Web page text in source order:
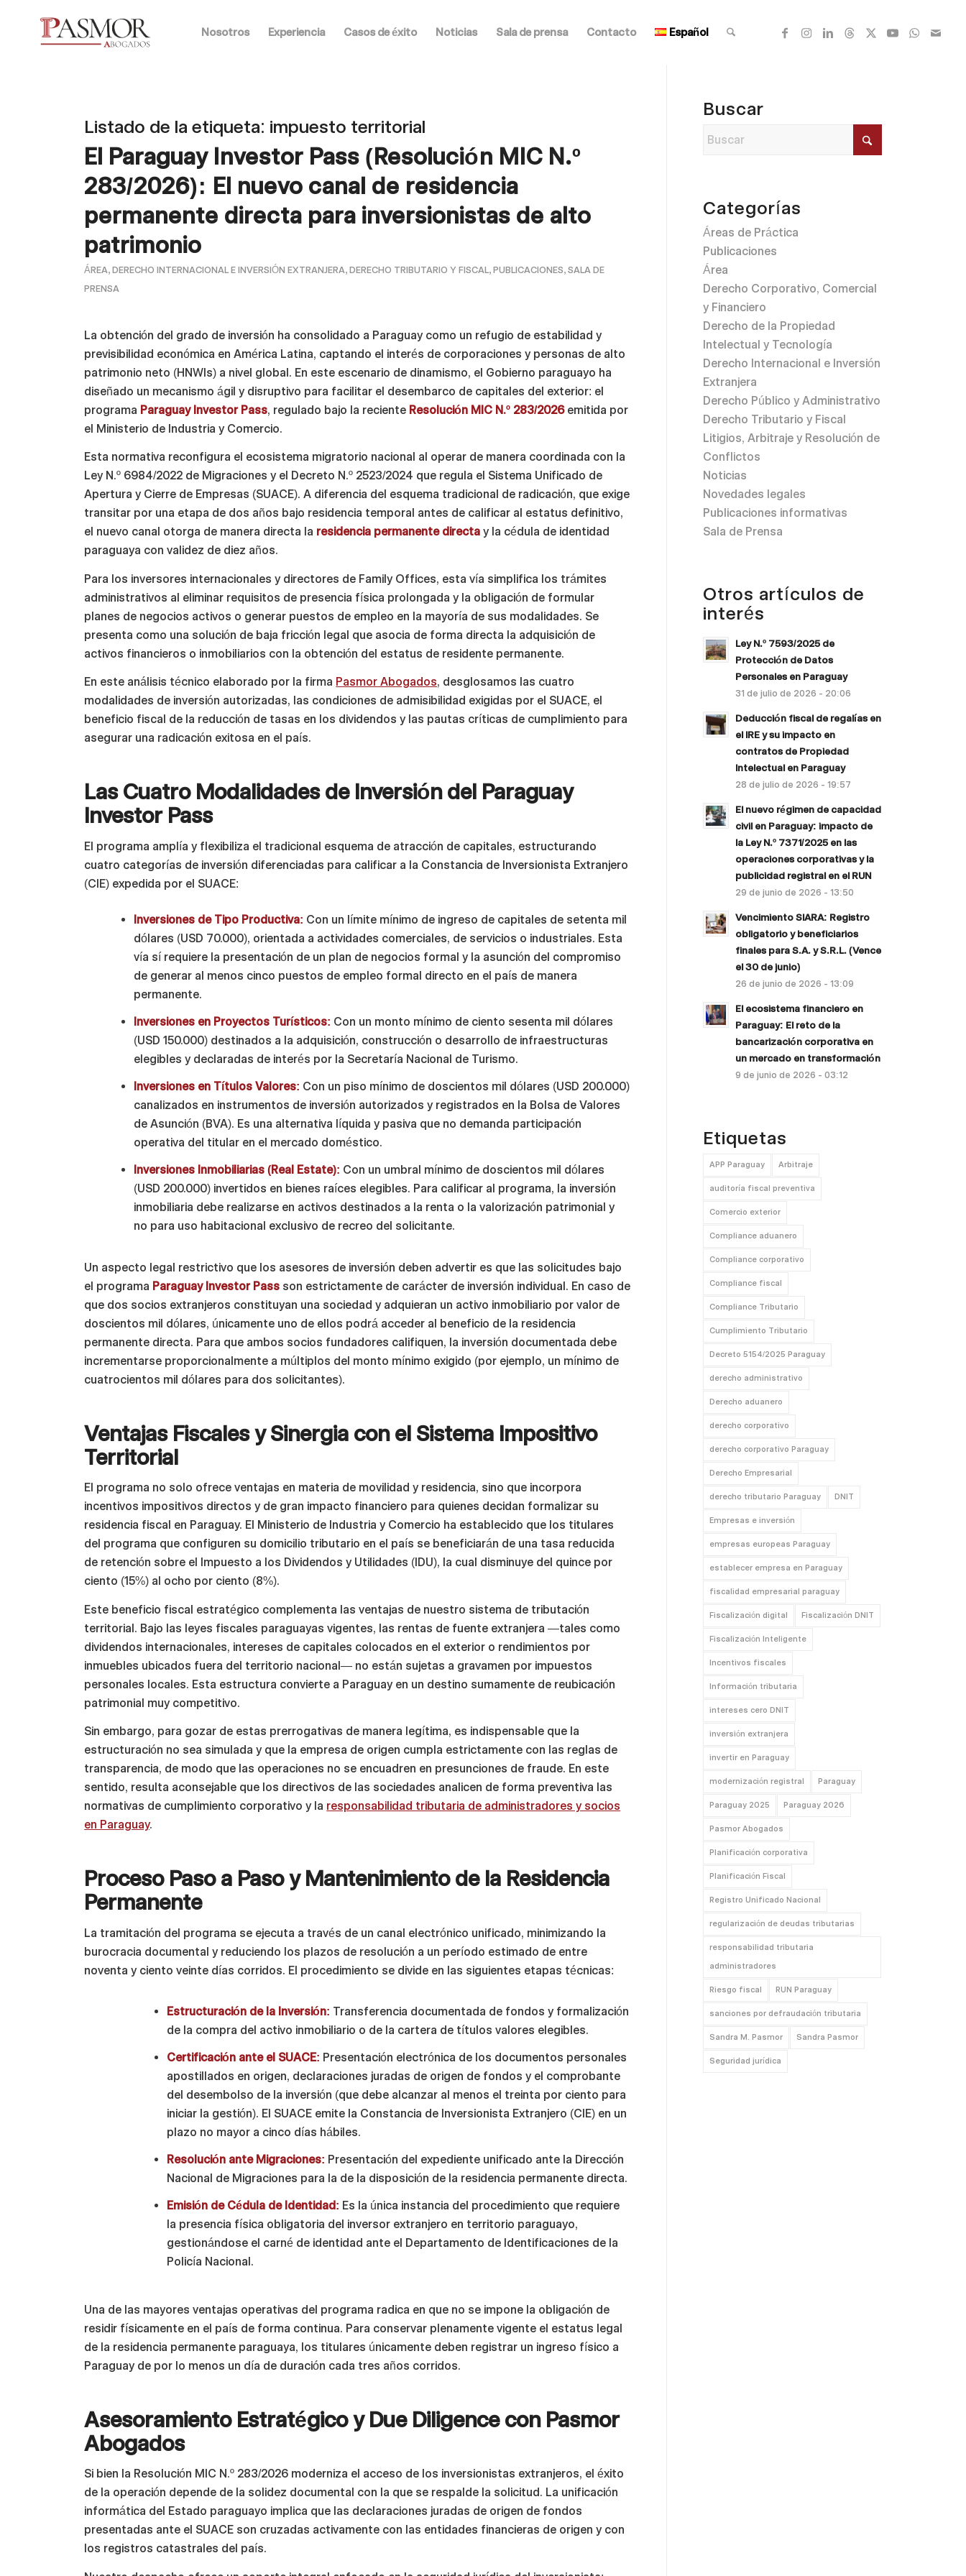
Nosotros Experiencia Casos de éxito Noticias Sala de prensa Contacto Español
Listado de la etiqueta: impuesto territorial
El Paraguay Investor Pass (Resolución MIC N.º
283/2026): El nuevo canal de residencia
permanente directa para inversionistas de alto
patrimonio
ÁREA,DERECHO INTERNACIONAL E INVERSIÓN EXTRANJERA,DERECHO TRIBUTARIO Y FISCAL,PUBLICACIONES,SALA DE
PRENSA
La obtención del grado de inversión ha consolidado a Paraguay como un refugio de estabilidad y
previsibilidad económica en América Latina, captando el interés de corporaciones y personas de alto
patrimonio neto (HNWIs) a nivel global. En este escenario de dinamismo, el Gobierno paraguayo ha
diseñado un mecanismo ágil y disruptivo para facilitar el desembarco de capitales del exterior: el
programa Paraguay Investor Pass, regulado bajo la reciente Resolución MIC N.º 283/2026emitida por
el Ministerio de Industria y Comercio.
Esta normativa reconfigura el ecosistema migratorio nacional al operar de manera coordinada con la
Ley N.º 6984/2022 de Migraciones y el Decreto N.º 2523/2024 que regula el Sistema Unificado de
Apertura y Cierre de Empresas (SUACE). A diferencia del esquema tradicional de radicación, que exige
transitar por una etapa de dos años bajo residencia temporal antes de calificar al estatus definitivo,
el nuevo canal otorga de manera directa la residencia permanente directa y la cédula de identidad
paraguaya con validez de diez años.
Para los inversores internacionales y directores de Family Offices, esta vía simplifica los trámites
administrativos al eliminar requisitos de presencia física prolongada y la obligación de formular
planes de negocios activos o generar puestos de empleo en la mayoría de sus modalidades. Se
presenta como una solución de baja fricción legal que asocia de forma directa la adquisición de
activos financieros o inmobiliarios con la obtención del estatus de residente permanente.
En este análisis técnico elaborado por la firma Pasmor Abogados, desglosamos las cuatro
modalidades de inversión autorizadas, las condiciones de admisibilidad exigidas por el SUACE, el
beneficio fiscal de la reducción de tasas en los dividendos y las pautas críticas de cumplimiento para
asegurar una radicación exitosa en el país.
Las Cuatro Modalidades de Inversión del Paraguay
Investor Pass
El programa amplía y flexibiliza el tradicional esquema de atracción de capitales, estructurando
cuatro categorías de inversión diferenciadas para calificar a la Constancia de Inversionista Extranjero
(CIE) expedida por el SUACE:
Inversiones de Tipo Productiva: Con un límite mínimo de ingreso de capitales de setenta mil
dólares (USD 70.000), orientada a actividades comerciales, de servicios o industriales. Esta
vía sí requiere la presentación de un plan de negocios formal y la asunción del compromiso
de generar al menos cinco puestos de empleo formal directo en el país de manera
permanente.
Inversiones en Proyectos Turísticos: Con un monto mínimo de ciento sesenta mil dólares
(USD 150.000) destinados a la adquisición, construcción o desarrollo de infraestructuras
elegibles y declaradas de interés por la Secretaría Nacional de Turismo.
Inversiones en Títulos Valores: Con un piso mínimo de doscientos mil dólares (USD 200.000)
canalizados en instrumentos de inversión autorizados y registrados en la Bolsa de Valores
de Asunción (BVA). Es una alternativa líquida y pasiva que no demanda participación
operativa del titular en el mercado doméstico.
Inversiones Inmobiliarias (Real Estate): Con un umbral mínimo de doscientos mil dólares
(USD 200.000) invertidos en bienes raíces elegibles. Para calificar al programa, la inversión
inmobiliaria debe realizarse en activos destinados a la renta o la valorización patrimonial y
no para uso habitacional exclusivo de recreo del solicitante.
Un aspecto legal restrictivo que los asesores de inversión deben advertir es que las solicitudes bajo
el programa Paraguay Investor Pass son estrictamente de carácter de inversión individual. En caso de
que dos socios extranjeros constituyan una sociedad y adquieran un activo inmobiliario por valor de
doscientos mil dólares, únicamente uno de ellos podrá acceder al beneficio de la residencia
permanente directa. Para que ambos socios fundadores califiquen, la inversión documentada debe
incrementarse proporcionalmente a múltiplos del monto mínimo exigido (por ejemplo, un mínimo de
cuatrocientos mil dólares para dos solicitantes).
Ventajas Fiscales y Sinergia con el Sistema Impositivo
Territorial
El programa no solo ofrece ventajas en materia de movilidad y residencia, sino que incorpora
incentivos impositivos directos y de gran impacto financiero para quienes decidan formalizar su
residencia fiscal en Paraguay. El Ministerio de Industria y Comercio ha establecido que los titulares
del programa que configuren su domicilio tributario en el país se beneficiarán de una tasa reducida
de retención sobre el Impuesto a los Dividendos y Utilidades (IDU), la cual disminuye del quince por
ciento (15%) al ocho por ciento (8%).
Este beneficio fiscal estratégico complementa las ventajas de nuestro sistema de tributación
territorial. Bajo las leyes fiscales paraguayas vigentes, las rentas de fuente extranjera —tales como
dividendos internacionales, intereses de capitales colocados en el exterior o rendimientos por
inmuebles ubicados fuera del territorio nacional— no están sujetas a gravamen por impuestos
personales locales. Esta estructura convierte a Paraguay en un destino sumamente de reubicación
patrimonial muy competitivo.
Sin embargo, para gozar de estas prerrogativas de manera legítima, es indispensable que la
estructuración no sea simulada y que la empresa de origen cumpla estrictamente con las reglas de
transparencia, de modo que las operaciones no se encuadren en presunciones de fraude. En este
sentido, resulta aconsejable que los directivos de las sociedades analicen de forma preventiva las
normativas de cumplimiento corporativo y la responsabilidad tributaria de administradores y socios
en Paraguay.
Proceso Paso a Paso y Mantenimiento de la Residencia
Permanente
La tramitación del programa se ejecuta a través de un canal electrónico unificado, minimizando la
burocracia documental y reduciendo los plazos de resolución a un período estimado de entre
noventa y ciento veinte días corridos. El procedimiento se divide en las siguientes etapas técnicas:
Estructuración de la Inversión: Transferencia documentada de fondos y formalización
de la compra del activo inmobiliario o de la cartera de títulos valores elegibles.
Certificación ante el SUACE: Presentación electrónica de los documentos personales
apostillados en origen, declaraciones juradas de origen de fondos y el comprobante
del desembolso de la inversión (que debe alcanzar al menos el treinta por ciento para
iniciar la gestión). El SUACE emite la Constancia de Inversionista Extranjero (CIE) en un
plazo no mayor a cinco días hábiles.
Resolución ante Migraciones: Presentación del expediente unificado ante la Dirección
Nacional de Migraciones para la de la disposición de la residencia permanente directa.
Emisión de Cédula de Identidad: Es la única instancia del procedimiento que requiere
la presencia física obligatoria del inversor extranjero en territorio paraguayo,
gestionándose el carné de identidad ante el Departamento de Identificaciones de la
Policía Nacional.
Una de las mayores ventajas operativas del programa radica en que no se impone la obligación de
residir físicamente en el país de forma continua. Para conservar plenamente vigente el estatus legal
de la residencia permanente paraguaya, los titulares únicamente deben registrar un ingreso físico a
Paraguay de por lo menos un día de duración cada tres años corridos.
Asesoramiento Estratégico y Due Diligence con Pasmor
Abogados
Si bien la Resolución MIC N.º 283/2026 moderniza el acceso de los inversionistas extranjeros, el éxito
de la operación depende de la solidez documental con la que se respalde la solicitud. La unificación
informática del Estado paraguayo implica que las declaraciones juradas de origen de fondos
presentadas ante el SUACE son cruzadas activamente con las entidades financieras de origen y con
los registros catastrales del país.
Buscar
Categorías
Áreas de Práctica
Publicaciones
Área
Derecho Corporativo, Comercial
y Financiero
Derecho de la Propiedad
Intelectual y Tecnología
Derecho Internacional e Inversión
Extranjera
Derecho Público y Administrativo
Derecho Tributario y Fiscal
Litigios, Arbitraje y Resolución de
Conflictos
Noticias
Novedades legales
Publicaciones informativas
Sala de Prensa
Otros artículos de
interés
Ley N.º 7593/2025 de
Protección de Datos
Personales en Paraguay
31 de julio de 2026 - 20:06
Deducción fiscal de regalías en
el IRE y su impacto en
contratos de Propiedad
Intelectual en Paraguay
28 de julio de 2026 - 19:57
El nuevo régimen de capacidad
civil en Paraguay: impacto de
la Ley N.º 7371/2025 en las
operaciones corporativas y la
publicidad registral en el RUN
29 de junio de 2026 - 13:50
Vencimiento SIARA: Registro
obligatorio y beneficiarios
finales para S.A. y S.R.L. (Vence
el 30 de junio)
26 de junio de 2026 - 13:09
El ecosistema financiero en
Paraguay: El reto de la
bancarización corporativa en
un mercado en transformación
9 de junio de 2026 - 03:12
Etiquetas
APP Paraguay Arbitraje
auditoría fiscal preventiva
Comercio exterior
Compliance aduanero
Compliance corporativo
Compliance fiscal
Compliance Tributario
Cumplimiento Tributario
Decreto 5154/2025 Paraguay
derecho administrativo
Derecho aduanero
derecho corporativo
derecho corporativo Paraguay
Derecho Empresarial
derecho tributario Paraguay DNIT
Empresas e inversión
empresas europeas Paraguay
establecer empresa en Paraguay
fiscalidad empresarial paraguay
Fiscalización digital Fiscalización DNIT
Fiscalización Inteligente
Incentivos fiscales
Información tributaria
intereses cero DNIT
inversión extranjera
invertir en Paraguay
modernización registral Paraguay
Paraguay 2025 Paraguay 2026
Pasmor Abogados
Planificación corporativa
Planificación Fiscal
Registro Unificado Nacional
regularización de deudas tributarias
responsabilidad tributaria
administradores
Riesgo fiscal RUN Paraguay
sanciones por defraudación tributaria
Sandra M. Pasmor Sandra Pasmor
Seguridad jurídica